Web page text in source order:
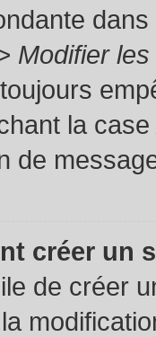
Modifier
la case
de
créer un
de créer